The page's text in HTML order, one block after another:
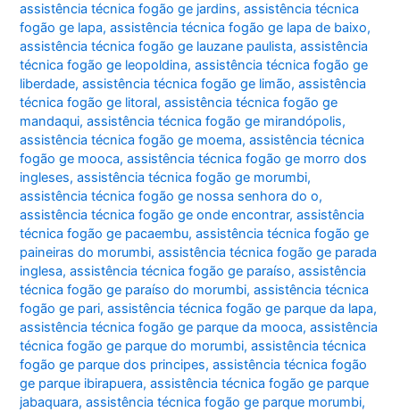
assistência técnica fogão ge jardins,assistência técnica
fogão ge lapa,assistência técnica fogão ge lapa de baixo,
assistência técnica fogão ge lauzane paulista,assistência
técnica fogão ge leopoldina,assistência técnica fogão ge
liberdade,assistência técnica fogão ge limão,assistência
técnica fogão ge litoral,assistência técnica fogão ge
mandaqui,assistência técnica fogão ge mirandópolis,
assistência técnica fogão ge moema,assistência técnica
fogão ge mooca,assistência técnica fogão ge morro dos
ingleses,assistência técnica fogão ge morumbi,
assistência técnica fogão ge nossa senhora do o,
assistência técnica fogão ge onde encontrar,assistência
técnica fogão ge pacaembu,assistência técnica fogão ge
paineiras do morumbi,assistência técnica fogão ge parada
inglesa,assistência técnica fogão ge paraíso,assistência
técnica fogão ge paraíso do morumbi,assistência técnica
fogão ge pari,assistência técnica fogão ge parque da lapa,
assistência técnica fogão ge parque da mooca,assistência
técnica fogão ge parque do morumbi,assistência técnica
fogão ge parque dos principes,assistência técnica fogão
ge parque ibirapuera,assistência técnica fogão ge parque
jabaquara,assistência técnica fogão ge parque morumbi,